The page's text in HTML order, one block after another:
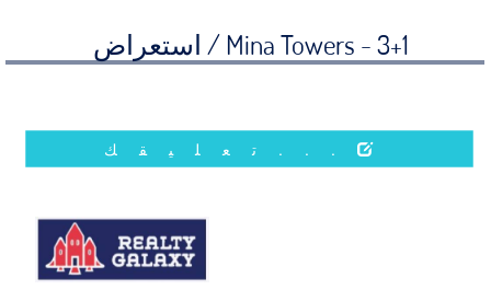
Mina Towers - 3+1 / استعراض
...تعليقك